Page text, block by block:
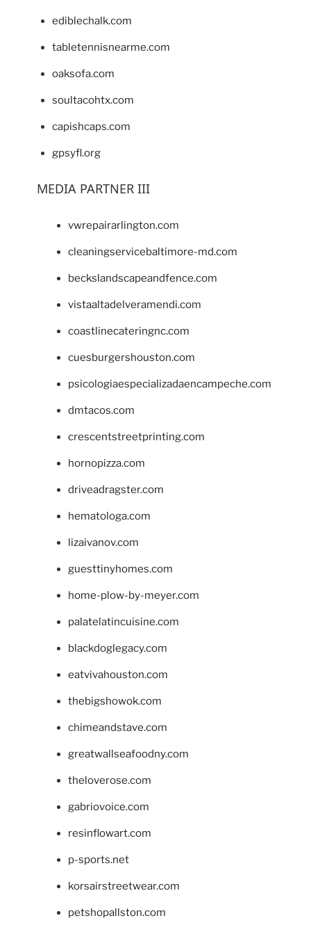
ediblechalk.com
tabletennisnearme.com
oaksofa.com
soultacohtx.com
capishcaps.com
gpsyfl.org
MEDIA PARTNER III
vwrepairarlington.com
cleaningservicebaltimore-md.com
beckslandscapeandfence.com
vistaaltadelveramendi.com
coastlinecateringnc.com
cuesburgershouston.com
psicologiaespecializadaencampeche.com
dmtacos.com
crescentstreetprinting.com
hornopizza.com
driveadragster.com
hematologa.com
lizaivanov.com
guesttinyhomes.com
home-plow-by-meyer.com
palatelatincuisine.com
blackdoglegacy.com
eatvivahouston.com
thebigshowok.com
chimeandstave.com
greatwallseafoodny.com
theloverose.com
gabriovoice.com
resinflowart.com
p-sports.net
korsairstreetwear.com
petshopallston.com